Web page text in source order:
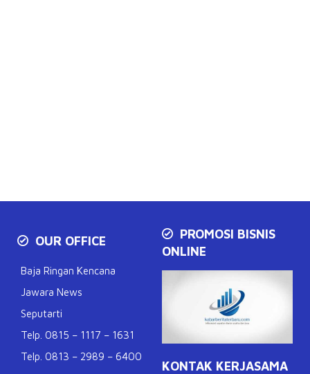
OUR OFFICE
Baja Ringan Kencana
Jawara News
Seputarti
Telp. 0815 – 1117 – 1631
Telp. 0813 – 2989 – 6400
PROMOSI BISNIS
ONLINE
KONTAK KERJASAMA